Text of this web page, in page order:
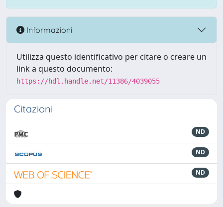
Informazioni
Utilizza questo identificativo per citare o creare un
link a questo documento:
https://hdl.handle.net/11386/4039055
Citazioni
ND
ND
ND